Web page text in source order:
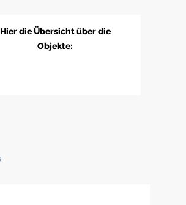
Hier die Übersicht über die
Objekte: